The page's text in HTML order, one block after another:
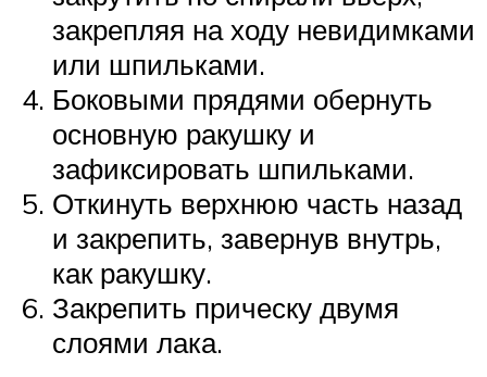
закрепляя на ходу невидимками
или шпильками.
Боковыми прядями обернуть
основную ракушку и
зафиксировать шпильками.
Откинуть верхнюю часть назад
и закрепить, завернув внутрь,
как ракушку.
Закрепить прическу двумя
слоями лака.